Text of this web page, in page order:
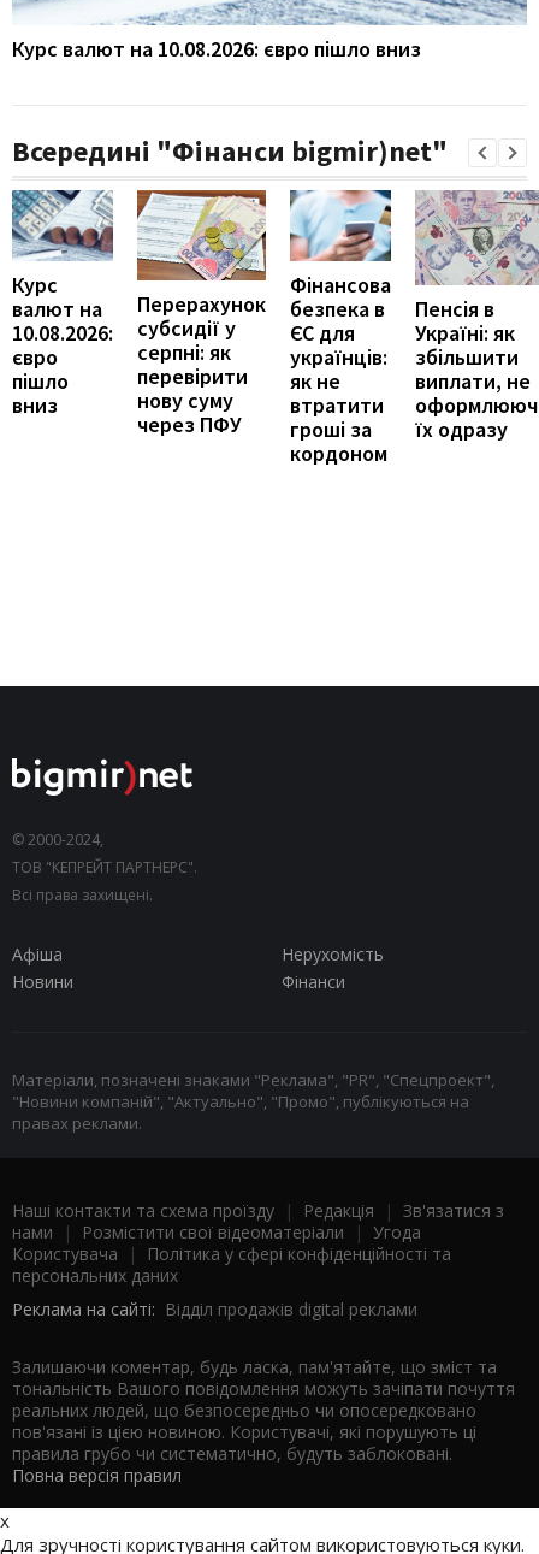
Курс валют на 10.08.2026: євро пішло вниз
Всередині "Фінанси bigmir)net"
Курс
валют на
10.08.2026:
євро
пішло
вниз
Перерахунок
субсидії у
серпні: як
перевірити
нову суму
через ПФУ
Фінансова
безпека в
ЄС для
українців:
як не
втратити
гроші за
кордоном
Пенсія в
Україні: як
збільшити
виплати, не
їх одразу
© 2000-2024,
ТОВ "КЕПРЕЙТ ПАРТНЕРС".
Всі права захищені.
Афіша
Нерухомість
Новини
Фінанси
Матеріали, позначені знаками "Реклама", "PR", "Спецпроект",
"Новини компаній", "Актуально", "Промо", публікуються на
правах реклами.
Наші контакти та схема проїзду | Редакція | Зв'язатися з
нами | Розмістити свої відеоматеріали | Угода
Користувача |
Політика у сфері конфіденційності та
персональних даних
Реклама на сайті: Відділ продажів digital реклами
Залишаючи коментар, будь ласка, пам'ятайте, що зміст та
тональність Вашого повідомлення можуть зачіпати почуття
реальних людей, що безпосередньо чи опосередковано
пов'язані із цією новиною. Користувачі, які порушують ці
правила грубо чи систематично, будуть заблоковані.
Повна версія правил
x
Для зручності користування сайтом використовуються куки.